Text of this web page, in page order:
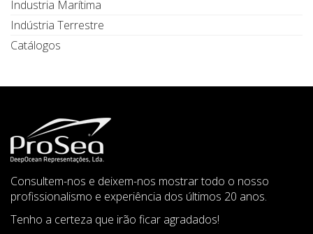
Industria Marítima
Indústria Terrestre
Catálogos
Consultem-nos e deixem-nos mostrar todo o nosso
profissionalismo e experiência dos últimos 20 anos.
Tenho a certeza que irão ficar agradados!